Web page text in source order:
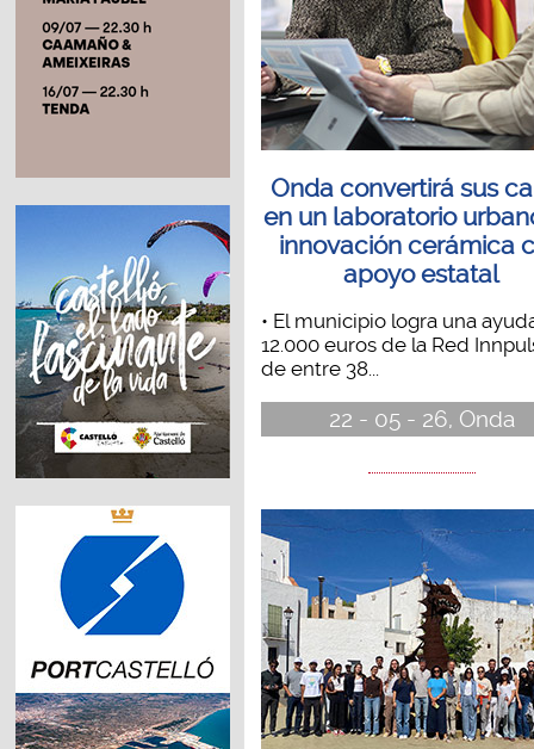
Onda convertirá sus
en un laboratorio
innovación cerámica
apoyo estatal
• El municipio logra una
12.000 euros de la Red
de entre 38...
22 - 05 - 26, Onda